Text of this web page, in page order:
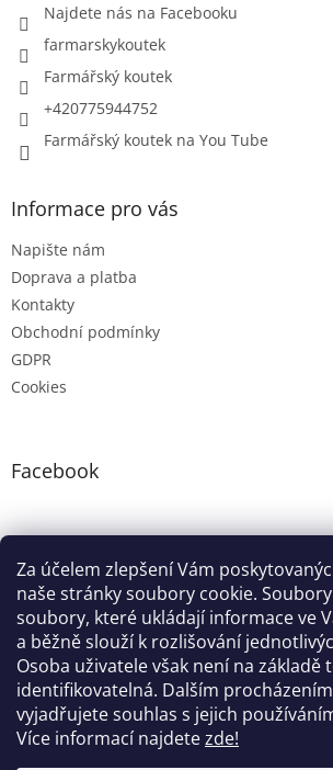
Za účelem zlepšení Vám
naše stránky soubory cookie.
soubory, které ukládají informace ve
a běžně slouží k rozlišování
Osoba uživatele však není na
identifikovatelná. Dalším
vyjadřujete souhlas s jejich
Více informací najdetezde!
Najdete nás na Facebooku
farmarskykoutek
Farmářský koutek
+420775944752
Farmářský koutek na You Tube
Informace pro vás
Napište nám
Doprava a platba
Kontakty
Obchodní podmínky
GDPR
Cookies
Facebook
Google nákupy Zboží.cz Heureka.cz